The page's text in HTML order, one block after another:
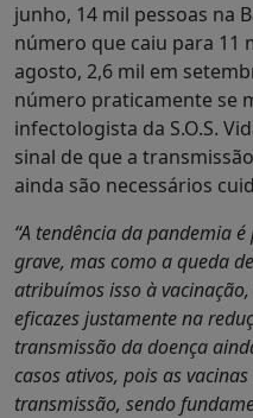
junho, 14 mil pessoas na
número que caiu para 11
agosto, 2,6 mil em
número praticamente se
infectologista da S.O.S.
sinal de que a
ainda são necessários
“A tendência da pandemia
grave, mas como a queda
atribuímos isso à
eficazes justamente na
transmissão da doença
casos ativos, pois as
transmissão, sendo